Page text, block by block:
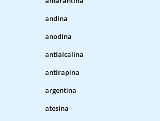
andina
anodina
antialcalina
antirapina
argentina
atesina